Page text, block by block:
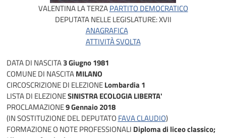
VALENTINA LA TERZAPARTITO DEMOCRATICO
DEPUTATA NELLE LEGISLATURE:XVII
ANAGRAFICA
ATTIVITÀ SVOLTA
DATA DI NASCITA3 Giugno 1981
COMUNE DI NASCITAMILANO
CIRCOSCRIZIONE DI ELEZIONELombardia 1
LISTA DI ELEZIONESINISTRA ECOLOGIA LIBERTA'
PROCLAMAZIONE9 Gennaio 2018
(IN SOSTITUZIONE DEL DEPUTATO FAVA CLAUDIO)
FORMAZIONE O NOTE PROFESSIONALI Diploma di liceo classico;